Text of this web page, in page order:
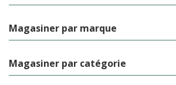
Magasiner par marque
Magasiner par catégorie